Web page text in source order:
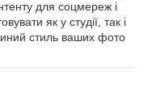
для соцмереж і
як у студії, так і
стиль ваших фото